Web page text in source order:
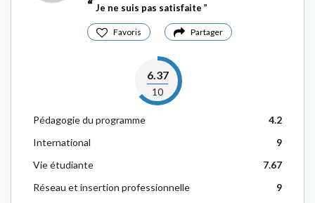
Je ne suis pas satisfaite
Favoris Partager
6.37
10
Pédagogie du programme
4.2
International
9
Vie étudiante
7.67
Réseau et insertion professionnelle
9